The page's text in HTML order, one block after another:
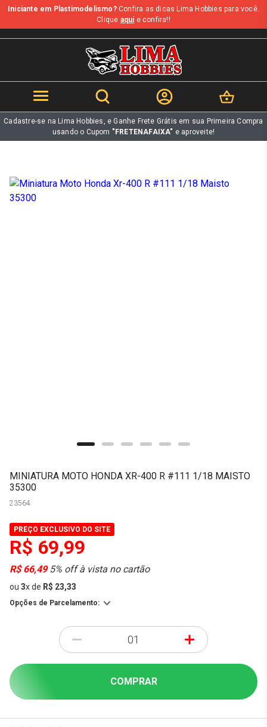
b
Iniciante em Plastimodelismo?Confira as dicas Lima Hobbies para você.
Clique aqui e confira!!
Cadastre-se na Lima Hobbies, e Ganhe Frete Grátis em sua Primeira Compra
usando o Cupom "FRETENAFAIXA" e aproveite!
MINIATURA MOTO HONDA XR-400 R #111 1/18 MAISTO
35300
23564
PREÇO EXCLUSIVO DO SITE
R$ 69,99
R$ 66,495% off à vista no cartão
ou 3xde R$ 23,33
Opções de Parcelamento:
- +
COMPRAR